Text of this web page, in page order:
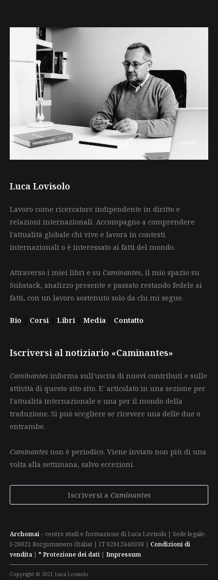
Luca Lovisolo
Lavoro come ricercatore indipendente in diritto e
relazioni internazionali. Accompagno a comprendere
l'attualità globale chi vive e lavora in contesti
internazionali o è interessato ai fatti del mondo.
Attraverso i miei libri e su Caminantes, il mio spazio su
Substack, analizzo presente e passato restando fedele ai
fatti, con un lavoro sostenuto solo da chi mi segue.
Bio | Corsi | Libri | Media | Contatto
Iscriversi al notiziario «Caminantes»
Caminantes informa sull'uscita di nuovi contributi e sulle
attività di questo sito sito. E' articolato in una sezione per
l'attualità internazionale e una per il mondo della
traduzione. Si può scegliere se ricevere una delle due o
entrambe.
Caminantes non è periodico. Viene inviato non più di una
volta alla settimana, salvo eccezioni.
Iscriversi a Caminantes
Archomai– centro studi e formazione di Luca Lovisolo | Sede legale:
I-28021 Borgomanero (Italia) | IT 02612440038 | Condizioni di
vendita | * Protezione dei dati | Impressum
Copyright © 2021 Luca Lovisolo